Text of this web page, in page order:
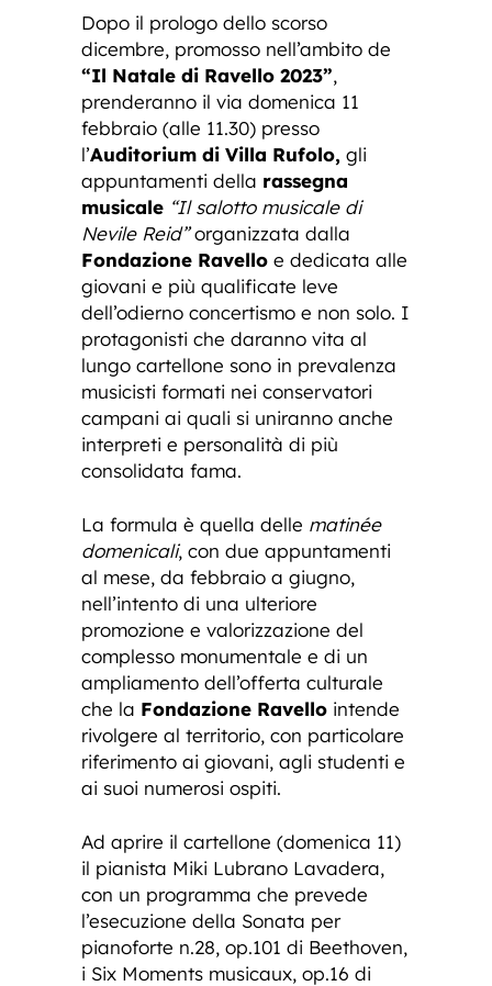
Dopo il prologo dello scorso
dicembre, promosso nell’ambito de
“Il Natale di Ravello 2023”,
prenderanno il via domenica 11
febbraio (alle 11.30) presso
l’Auditorium di Villa Rufolo, gli
appuntamenti della rassegna
musicale “Il salotto musicale di
Nevile Reid”organizzata dalla
Fondazione Ravello e dedicata alle
giovani e più qualificate leve
dell’odierno concertismo e non solo. I
protagonisti che daranno vita al
lungo cartellone sono in prevalenza
musicisti formati nei conservatori
campani ai quali si uniranno anche
interpreti e personalità di più
consolidata fama.
La formula è quella delle matinée
domenicali, con due appuntamenti
al mese, da febbraio a giugno,
nell’intento di una ulteriore
promozione e valorizzazione del
complesso monumentale e di un
ampliamento dell’offerta culturale
che la Fondazione Ravello intende
rivolgere al territorio, con particolare
riferimento ai giovani, agli studenti e
ai suoi numerosi ospiti.
Ad aprire il cartellone (domenica 11)
il pianista Miki Lubrano Lavadera,
con un programma che prevede
l’esecuzione della Sonata per
pianoforte n.28, op.101 di Beethoven,
i Six Moments musicaux, op.16 di